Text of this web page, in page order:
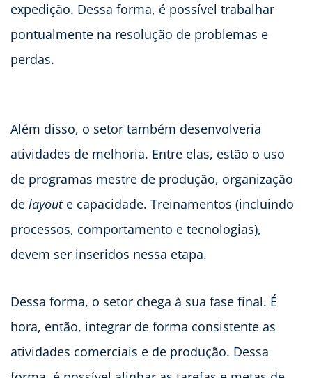
expedição. Dessa forma, é possível trabalhar
pontualmente na resolução de problemas e
perdas.
Além disso, o setor também desenvolveria
atividades de melhoria. Entre elas, estão o uso
de programas mestre de produção, organização
de layout e capacidade. Treinamentos (incluindo
processos, comportamento e tecnologias),
devem ser inseridos nessa etapa.
Dessa forma, o setor chega à sua fase final. É
hora, então, integrar de forma consistente as
atividades comerciais e de produção. Dessa